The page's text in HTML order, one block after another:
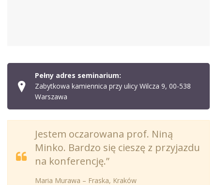
Pełny adres seminarium:
Zabytkowa kamiennica przy ulicy Wilcza 9, 00-538
Warszawa
Jestem oczarowana prof. Niną
Minko. Bardzo się cieszę z przyjazdu
na konferencję.”
Maria Murawa – Fraska, Kraków